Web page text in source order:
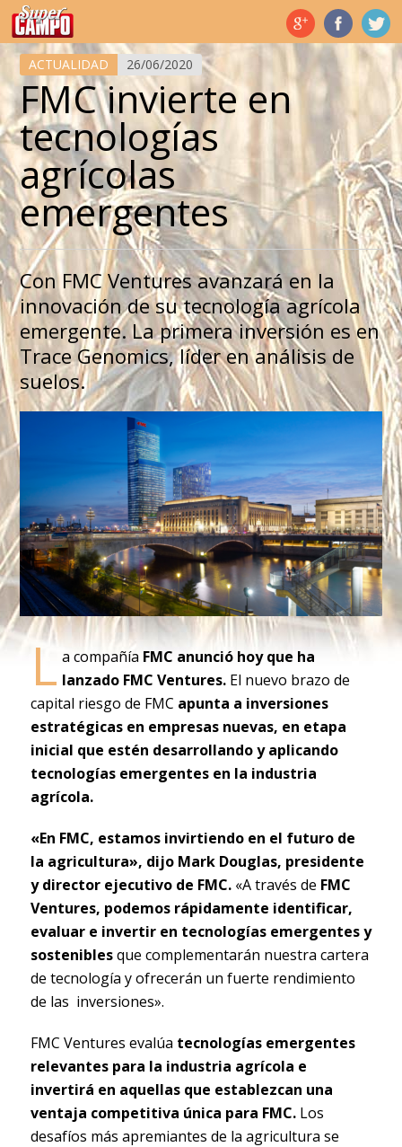
Temas de hoy
ACTUALIDAD 26/06/2020
FMC invierte en
tecnologías
agrícolas
emergentes
Con FMC Ventures avanzará en la
innovación de su tecnología agrícola
emergente. La primera inversión es en
Trace Genomics, líder en análisis de
suelos.
L a compañía FMC anunció hoy que ha
lanzado FMC Ventures.El nuevo brazo de
capital riesgo de FMC apunta a inversiones
estratégicas en empresas nuevas, en etapa
inicial que estén desarrollando y aplicando
tecnologías emergentes en la industria
agrícola.
«En FMC, estamos invirtiendo en el futuro de
la agricultura», dijo Mark Douglas, presidente
y director ejecutivo de FMC.«A través de FMC
Ventures, podemos rápidamente identificar,
evaluar e invertir en tecnologías emergentes y
sosteniblesque complementarán nuestra cartera
de tecnología y ofrecerán un fuerte rendimiento
de las inversiones».
FMC Ventures evalúa tecnologías emergentes
relevantes para la industria agrícola e
invertirá en aquellas que establezcan una
ventaja competitiva única para FMC.Los
desafíos más apremiantes de la agricultura se